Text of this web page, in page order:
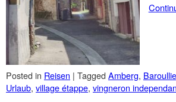
Posted in Reisen | Tagged Amberg,
Urlaub, village étappe, vingneron